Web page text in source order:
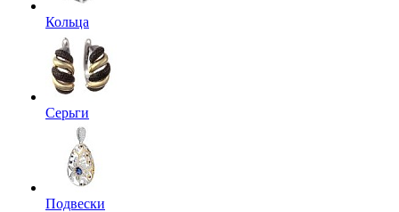
Кольца
Серьги
Подвески